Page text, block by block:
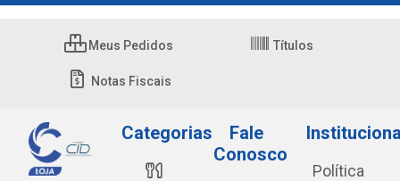
Meus Pedidos Títulos
Notas Fiscais
Categorias
Fale
Conosco
Política